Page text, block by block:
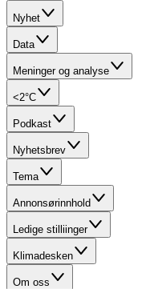
Nyhet
Data
Meninger og analyse
<2°C
Podkast
Nyhetsbrev
Tema
Annonsørinnhold
Ledige stilliinger
Klimadesken
Om oss